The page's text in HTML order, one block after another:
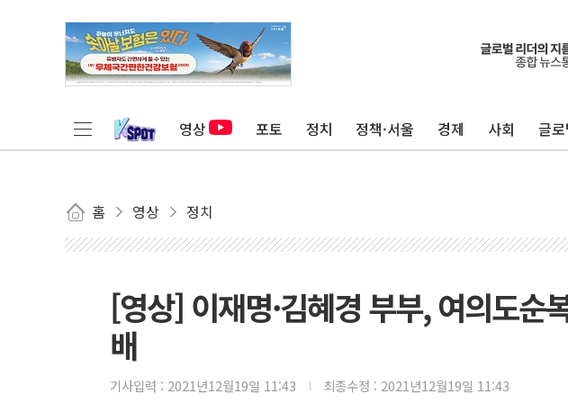
영상 포토 정치 정책·서울 경제 사회 글로
홈 영상 정치
[영상] 이재명·김혜경 부부, 여의도순
배
기사입력 : 2021년12월19일 11:43 최종수정 : 2021년12월19일 11:43